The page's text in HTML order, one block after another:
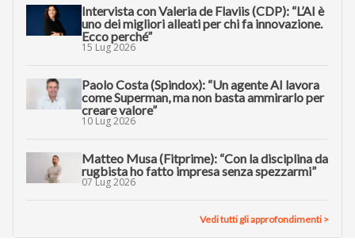
Intervista con Valeria de Flaviis (CDP): “L’AI è
uno dei migliori alleati per chi fa innovazione.
Ecco perché”
15 Lug 2026
Paolo Costa (Spindox): “Un agente AI lavora
come Superman, ma non basta ammirarlo per
creare valore”
10 Lug 2026
Matteo Musa (Fitprime): “Con la disciplina da
rugbista ho fatto impresa senza spezzarmi”
07 Lug 2026
Vedi tutti gli approfondimenti >